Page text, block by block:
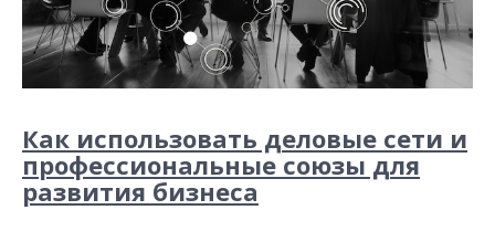
Как использовать деловые сети и
профессиональные союзы для
развития бизнеса